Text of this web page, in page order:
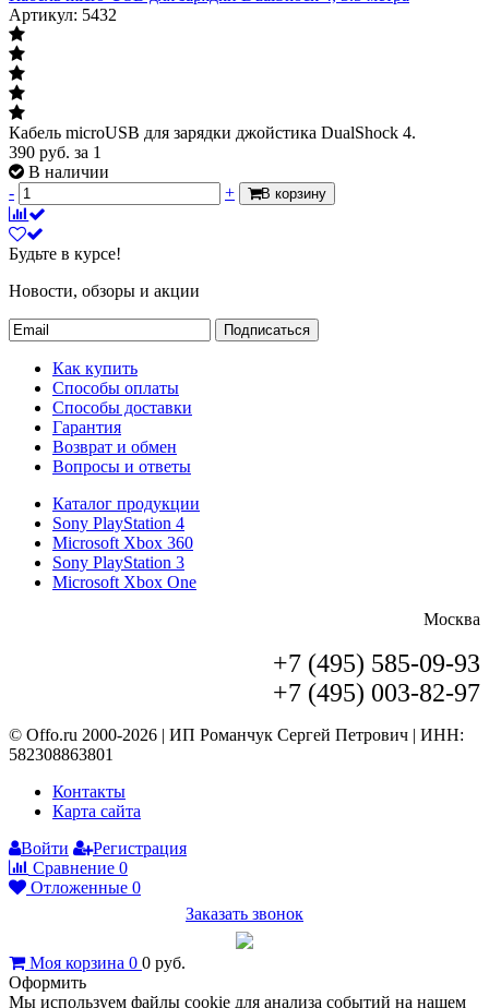
Артикул: 5432
Кабель microUSB для зарядки джойстика DualShock 4.
390 руб. за 1
В наличии
-
+ В корзину
Будьте в курсе!
Новости, обзоры и акции
Подписаться
Как купить
Способы оплаты
Способы доставки
Гарантия
Возврат и обмен
Вопросы и ответы
Каталог продукции
Sony PlayStation 4
Microsoft Xbox 360
Sony PlayStation 3
Microsoft Xbox One
Москва
+7 (495) 585-09-93
+7 (495) 003-82-97
© Offo.ru 2000-2026 | ИП Романчук Сергей Петрович | ИНН:
582308863801
Контакты
Карта сайта
Войти
Регистрация
Сравнение 0
Отложенные 0
Заказать звонок
Моя корзина 0 0 руб.
Оформить
Мы используем файлы cookie для анализа событий на нашем